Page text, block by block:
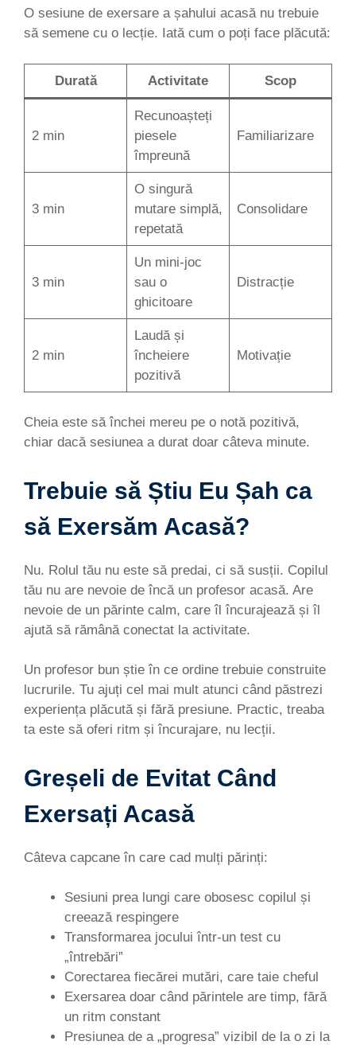
O sesiune de exersare a șahului acasă nu trebuie
să semene cu o lecție. Iată cum o poți face plăcută:
Durată Activitate Scop
2 min
Recunoașteți
piesele
împreună
Familiarizare
3 min
O singură
mutare simplă,
repetată
Consolidare
3 min
Un mini-joc
sau o
ghicitoare
Distracție
2 min
Laudă și
încheiere
pozitivă
Motivație
Cheia este să închei mereu pe o notă pozitivă,
chiar dacă sesiunea a durat doar câteva minute.
Trebuie să Știu Eu Șah ca
să Exersăm Acasă?
Nu. Rolul tău nu este să predai, ci să susții. Copilul
tău nu are nevoie de încă un profesor acasă. Are
nevoie de un părinte calm, care îl încurajează și îl
ajută să rămână conectat la activitate.
Un profesor bun știe în ce ordine trebuie construite
lucrurile. Tu ajuți cel mai mult atunci când păstrezi
experiența plăcută și fără presiune. Practic, treaba
ta este să oferi ritm și încurajare, nu lecții.
Greșeli de Evitat Când
Exersați Acasă
Câteva capcane în care cad mulți părinți:
Sesiuni prea lungi care obosesc copilul și
creează respingere
Transformarea jocului într-un test cu
„întrebări”
Corectarea fiecărei mutări, care taie cheful
Exersarea doar când părintele are timp, fără
un ritm constant
Presiunea de a „progresa” vizibil de la o zi la